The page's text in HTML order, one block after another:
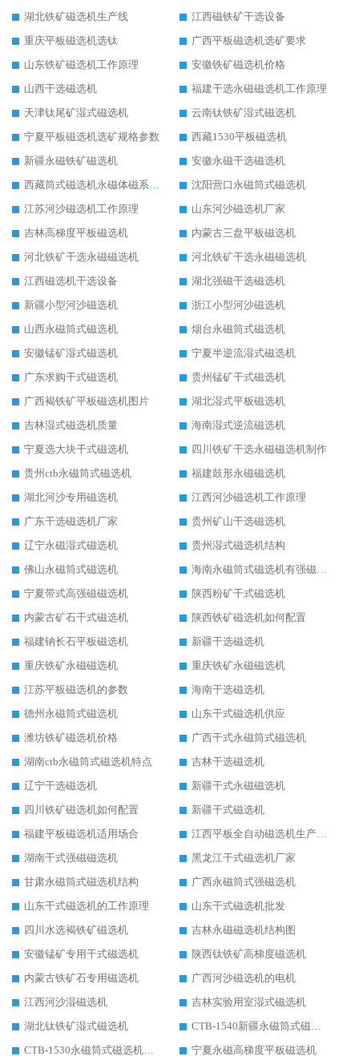
湖北铁矿磁选机生产线
江西磁铁矿干选设备
重庆平板磁选机选钛
广西平板磁选机选矿要求
山东铁矿磁选机工作原理
安徽铁矿磁选机价格
山西干选磁选机
福建干选永磁磁选机工作原理
天津钛尾矿湿式磁选机
云南钛铁矿湿式磁选机
宁夏平板磁选机选矿规格参数
西藏1530平板磁选机
新疆永磁铁矿磁选机
安徽永磁干选磁选机
西藏筒式磁选机永磁体磁系设计
沈阳营口永磁筒式磁选机
江苏河沙磁选机工作原理
山东河沙磁选机厂家
吉林高梯度平板磁选机
内蒙古三盘平板磁选机
河北铁矿干选永磁磁选机
河北铁矿干选永磁磁选机
江西磁选机干选设备
湖北强磁干选磁选机
新疆小型河沙磁选机
浙江小型河沙磁选机
山西永磁筒式磁选机
烟台永磁筒式磁选机
安徽锰矿湿式磁选机
宁夏半逆流湿式磁选机
广东求购干式磁选机
贵州锰矿干式磁选机
广西褐铁矿平板磁选机图片
湖北湿式平板磁选机
吉林湿式磁选机质量
海南湿式逆流磁选机
宁夏选大块干式磁选机
四川铁矿干选永磁磁选机制作
贵州ctb永磁筒式磁选机
福建鼓形永磁磁选机
湖北河沙专用磁选机
江西河沙磁选机工作原理
广东干选磁选机厂家
贵州矿山干选磁选机
辽宁永磁湿式磁选机
贵州湿式磁选机结构
佛山永磁筒式磁选机
海南永磁筒式磁选机有强磁的吗
宁夏带式高强磁磁选机
陕西粉矿干式磁选机
内蒙古矿石干式磁选机
陕西铁矿磁选机如何配置
福建钠长石平板磁选机
新疆干选磁选机
重庆铁矿永磁磁选机
重庆铁矿永磁磁选机
江苏平板磁选机的参数
海南干选磁选机
德州永磁筒式磁选机
山东干式磁选机供应
潍坊铁矿磁选机价格
广西干式永磁筒式磁选机
湖南ctb永磁筒式磁选机特点
吉林干选磁选机
辽宁干选磁选机
新疆干式永磁磁选机
四川铁矿磁选机如何配置
新疆干式磁选机
福建平板磁选机适用场合
江西平板全自动磁选机生产厂家
湖南干式强磁磁选机
黑龙江干式磁选机厂家
甘肃永磁筒式磁选机结构
广西永磁筒式强磁选机
山东干式磁选机的工作原理
山东干式磁选机批发
四川水选褐铁矿磁选机
吉林永磁磁选机结构图
安徽锰矿专用干式磁选机
陕西钛铁矿高梯度磁选机
内蒙古铁矿石专用磁选机
广西河沙磁选机的电机
江西河沙湿磁选机
吉林实验用室湿式磁选机
湖北钛铁矿湿式磁选机
CTB-1540新疆永磁筒式磁选机
CTB-1530永磁筒式磁选机代理商
宁夏永磁高梯度平板磁选机